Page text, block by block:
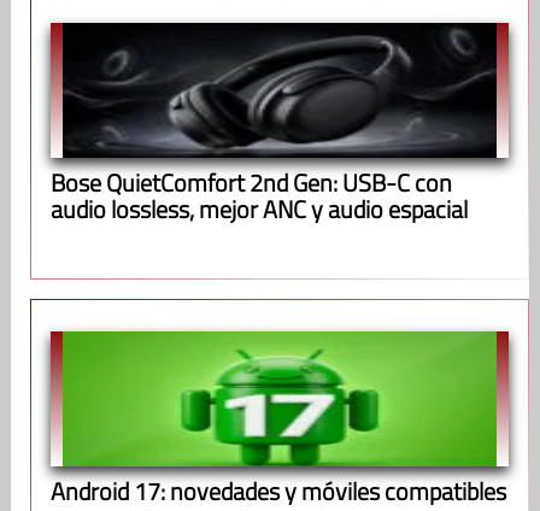
Bose QuietComfort 2nd Gen: USB-C con
audio lossless, mejor ANC y audio espacial
Android 17: novedades y móviles compatibles